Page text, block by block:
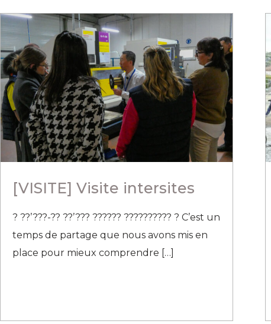
[VISITE] Visite intersites
? ??’???-?? ??’??? ?????? ?????????? ? C’est un
temps de partage que nous avons mis en
place pour mieux comprendre […]